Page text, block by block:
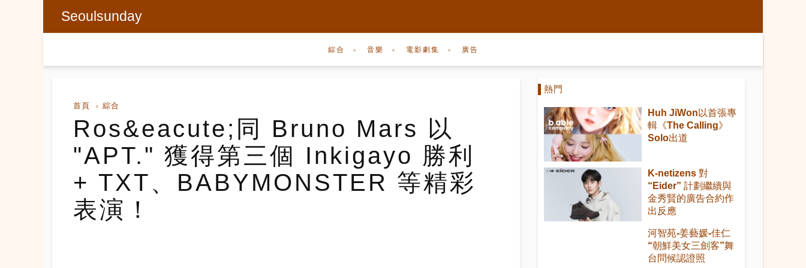
Seoulsunday
綜合 音樂 電影劇集 廣告
首頁 綜合
Ros&eacute;同 Bruno Mars 以
"APT." 獲得第三個 Inkigayo 勝利
+ TXT、BABYMONSTER 等精彩
表演！
熱門
Huh JiWon以首張專
輯《The Calling》
Solo出道
K-netizens 對
“Eider” 計劃繼續與
金秀賢的廣告合約作
出反應
河智苑-姜藝媛-佳仁
“朝鮮美女三劍客”舞
台問候認證照